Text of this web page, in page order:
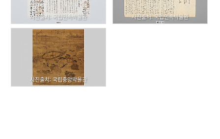
사진출처: 국립민속박물관 사진출처: 국립민속박물관
사진출처: 국립중앙박물관